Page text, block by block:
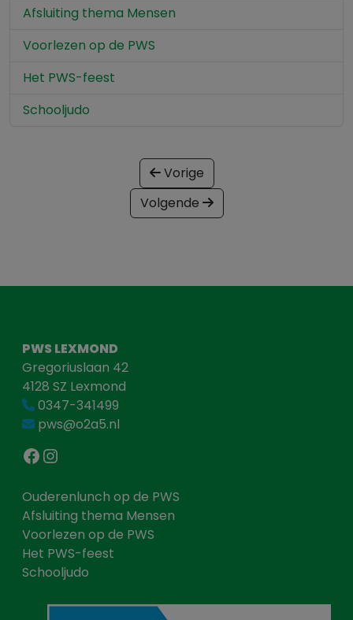
Afsluiting thema Mensen
Voorlezen op de PWS
Het PWS-feest
Schooljudo
Vorige
Volgende
PWS LEXMOND
Gregoriuslaan 42
4128 SZ Lexmond
0347-341499
pws@o2a5.nl
Facebook Instagram
Ouderenlunch op de PWS
Afsluiting thema Mensen
Voorlezen op de PWS
Het PWS-feest
Schooljudo